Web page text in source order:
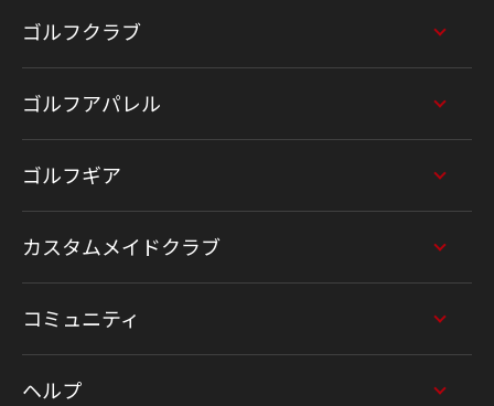
ゴルフクラブ
ゴルフアパレル
ゴルフギア
カスタムメイドクラブ
コミュニティ
ヘルプ